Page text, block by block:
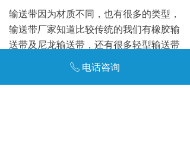
输送带因为材质不同，也有很多的类型，
输送带厂家知道比较传统的我们有橡胶输
送带及尼龙输送带，还有很多轻型输送带
的类型，PVC输送带，PU输送带等，而
现代金属输送带也有广泛的应用。
ꂅ 电话咨询